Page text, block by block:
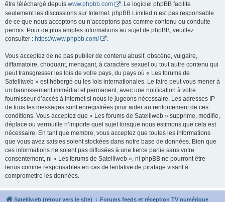
être téléchargé depuis www.phpbb.com
. Le logiciel phpBB facilite
seulement les discussions sur Internet. phpBB Limited n’est pas responsable
de ce que nous acceptons ou n’acceptons pas comme contenu ou conduite
permis. Pour de plus amples informations au sujet de phpBB, veuillez
consulter : https://www.phpbb.com/
Vous acceptez de ne pas publier de contenu abusif, obscène, vulgaire,
diffamatoire, choquant, menaçant, à caractère sexuel ou tout autre contenu qui
peut transgresser les lois de votre pays, du pays où « Les forums de
Satelliweb » est hébergé ou les lois internationales. Le faire peut vous mener à
un bannissement immédiat et permanent, avec une notification à votre
fournisseur d’accès à Internet si nous le jugeons nécessaire. Les adresses IP
de tous les messages sont enregistrées pour aider au renforcement de ces
conditions. Vous acceptez que « Les forums de Satelliweb » supprime, modifie,
déplace ou verrouille n’importe quel sujet lorsque nous estimons que cela est
nécessaire. En tant que membre, vous acceptez que toutes les informations
que vous avez saisies soient stockées dans notre base de données. Bien que
ces informations ne soient pas diffusées à une tierce partie sans votre
consentement, ni « Les forums de Satelliweb », ni phpBB ne pourront être
tenus comme responsables en cas de tentative de piratage visant à
compromettre les données.
Satelliweb (retour vers le site) Forums feeds et réception TV numérique